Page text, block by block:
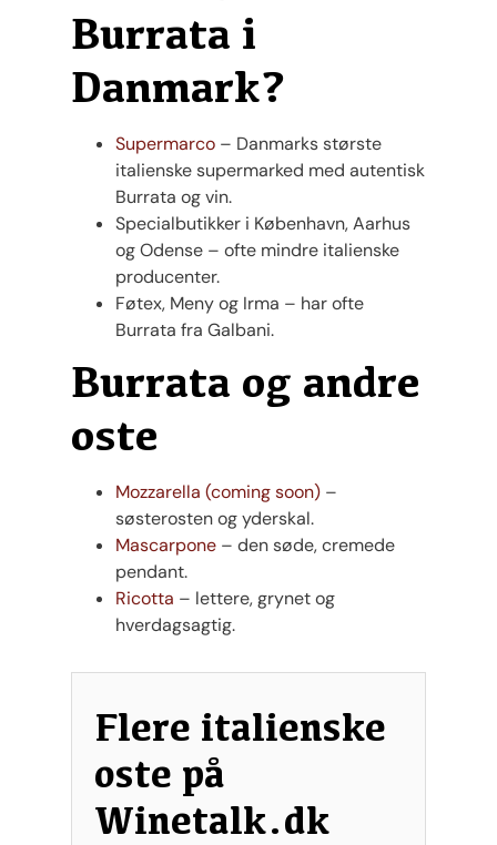
Burrata i
Danmark?
Supermarco – Danmarks største
italienske supermarked med autentisk
Burrata og vin.
Specialbutikker i København, Aarhus
og Odense – ofte mindre italienske
producenter.
Føtex, Meny og Irma – har ofte
Burrata fra Galbani.
Burrata og andre
oste
Mozzarella (coming soon) –
søsterosten og yderskal.
Mascarpone – den søde, cremede
pendant.
Ricotta – lettere, grynet og
hverdagsagtig.
Flere italienske
oste på
Winetalk.dk